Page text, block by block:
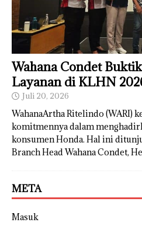
Wahana Condet
Layanan di KLHN
Juli 20, 2026
WahanaArtha Ritelindo (WARI)
komitmennya dalam
konsumen Honda. Hal ini
Branch Head Wahana Condet,
META
Masuk